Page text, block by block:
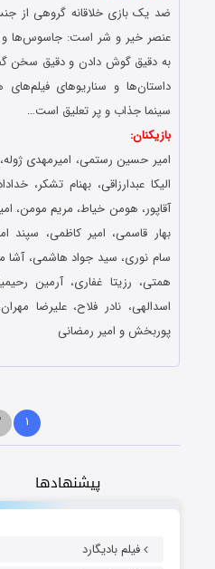
پیشنهادها
فیلم بادیگارد
ضد یک بازی خلاقانه گروهی از
عنصر خیر و شر است: جاسوس‌ها و
به دقیق گوش دادن و دقیق سخن
داستان‌ها و سناریوهای
سینما جذاب و پر تعلیق است…
بازیکنان:
امیر حسین رستمی، امیرمهدی
الیکا عبدارزاقی، بهنام تشکر،
آقاپور، هومن خیاط، مریم
بهار قاسمی، امیر کاظمی، سپند
سام نوری، سید جواد هاشمی،
همتی، رزیتا غفاری، آرمین
اسدالهی، نادر فلاح، علیرضا
پوربخش و امیر رمضانی
۱